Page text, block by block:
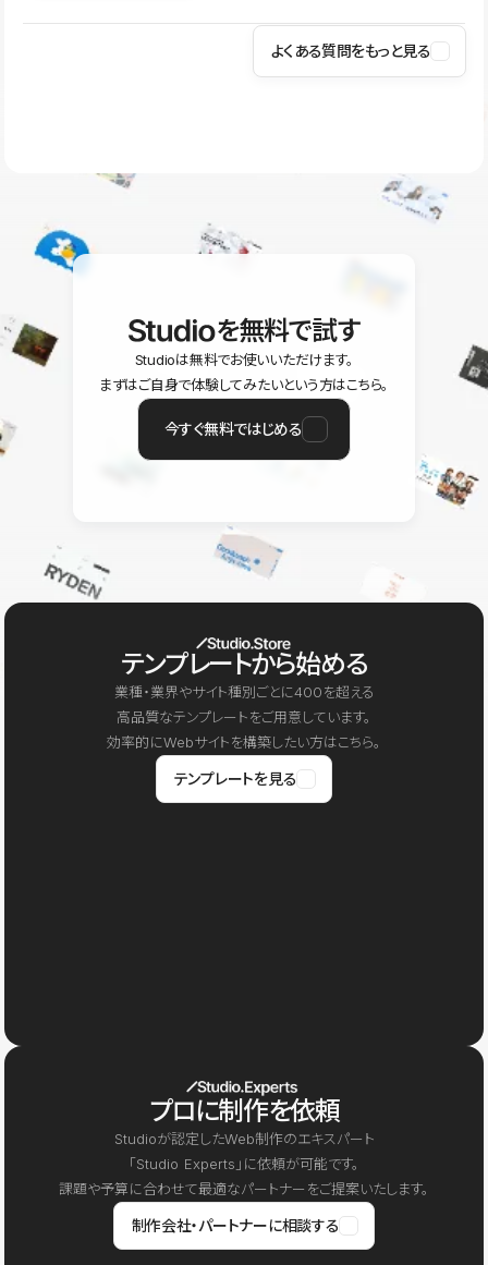
はSSL/TLSによる通信暗号化に対応しており、悪質なスクリプトの
操作方法や機能については、ヘルプセンターでご確認いただけま
ユーザー同士で質問・相談できるコミュニティもご利用ください。
よくある質問をもっと見る
を無料で試す
Studioは無料でお使いいただけます。
まずはご自身で体験してみたいという方はこちら。
今すぐ無料ではじめる
テンプレートから始める
業種・業界やサイト種別ごとに400を超える
高品質なテンプレートをご用意しています。
効率的にWebサイトを構築したい方はこちら。
テンプレートを見る
プロに制作を依頼
Studioが認定したWeb制作のエキスパート
「Studio Experts」に依頼が可能です。
課題や予算に合わせて最適なパートナーをご提案いたします。
制作会社・パートナーに相談する